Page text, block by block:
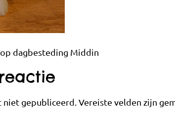
dagbesteding Middin
niet gepubliceerd. Vereiste velden zijn